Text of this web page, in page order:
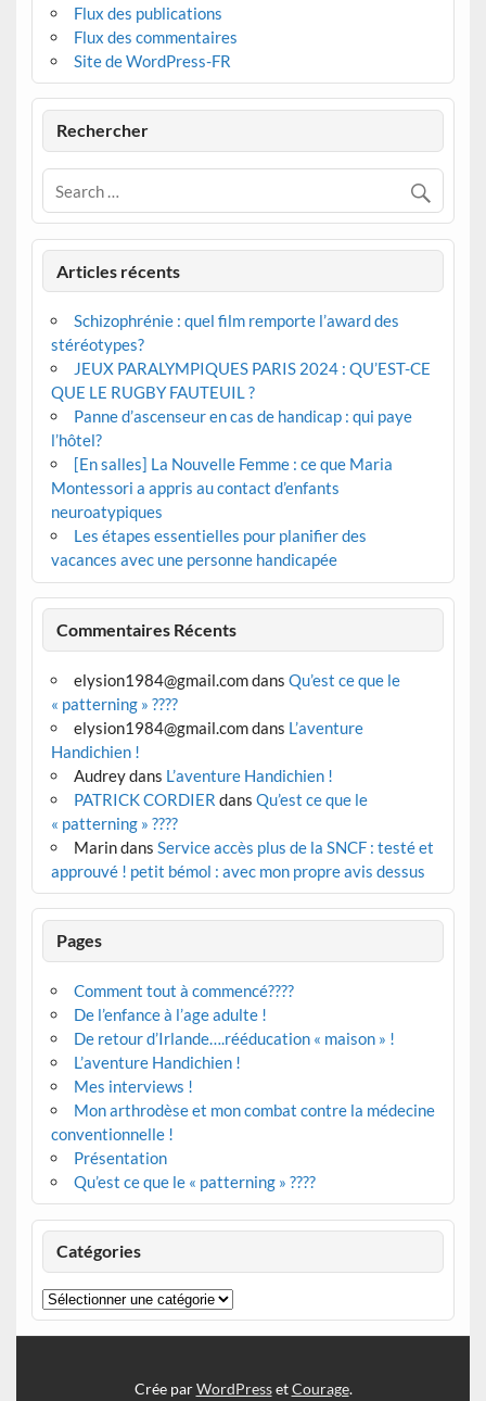
Flux des publications
Flux des commentaires
Site de WordPress-FR
Rechercher
Articles récents
Schizophrénie : quel film remporte l’award des
stéréotypes?
JEUX PARALYMPIQUES PARIS 2024 : QU’EST-CE
QUE LE RUGBY FAUTEUIL ?
Panne d’ascenseur en cas de handicap : qui paye
l’hôtel?
[En salles] La Nouvelle Femme : ce que Maria
Montessori a appris au contact d’enfants
neuroatypiques
Les étapes essentielles pour planifier des
vacances avec une personne handicapée
Commentaires Récents
elysion1984@gmail.comdans Qu’est ce que le
« patterning » ????
elysion1984@gmail.comdans L’aventure
Handichien !
Audreydans L’aventure Handichien !
PATRICK CORDIER dans Qu’est ce que le
« patterning » ????
Marindans Service accès plus de la SNCF : testé et
approuvé ! petit bémol : avec mon propre avis dessus
Pages
Comment tout à commencé????
De l’enfance à l’age adulte !
De retour d’Irlande….rééducation « maison » !
L’aventure Handichien !
Mes interviews !
Mon arthrodèse et mon combat contre la médecine
conventionnelle !
Présentation
Qu’est ce que le « patterning » ????
Catégories
Catégories
Crée parWordPressetCourage.